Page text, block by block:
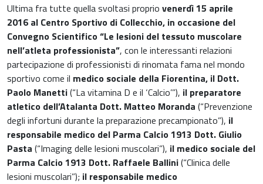
Ematologia
Gastroenterologia
Ginecologia e Ostetricia
Medicina dello sport
Nefrologia
Oncologia
Carenza di ferro
Infiammazioni
Materie prime
Minerali e vitamine
Ultima fra tutte quella svoltasi proprio venerdì 15 aprile
2016 al Centro Sportivo di Collecchio, in occasione del
Convegno Scientifico “Le lesioni del tessuto muscolare
nell’atleta professionista”, con le interessanti relazioni
partecipazione di professionisti di rinomata fama nel mondo
sportivo come il medico sociale della Fiorentina, il Dott.
Paolo Manetti(“La vitamina D e il ‘Calcio’”), il preparatore
atletico dell’Atalanta Dott. Matteo Moranda (“Prevenzione
degli infortuni durante la preparazione precampionato”), il
responsabile medico del Parma Calcio 1913 Dott. Giulio
Pasta (“Imaging delle lesioni muscolari”), il medico sociale del
Parma Calcio 1913 Dott. Raffaele Ballini(“Clinica delle
lesioni muscolari”); il responsabile medico